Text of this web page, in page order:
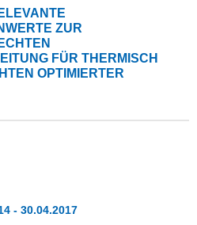
ZUR
FÜR THERMISCH
OPTIMIERTER
- 30.04.2017